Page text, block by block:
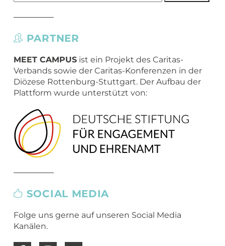
PARTNER
MEET CAMPUSist ein Projekt des Caritas-
Verbands sowie der Caritas-Konferenzen in der
Diözese Rottenburg-Stuttgart. Der Aufbau der
Plattform wurde unterstützt von:
SOCIAL MEDIA
Folge uns gerne auf unseren Social Media
Kanälen.